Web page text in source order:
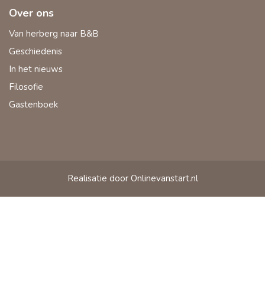
Over ons
Van herberg naar B&B
Geschiedenis
In het nieuws
Filosofie
Gastenboek
Realisatie door Onlinevanstart.nl